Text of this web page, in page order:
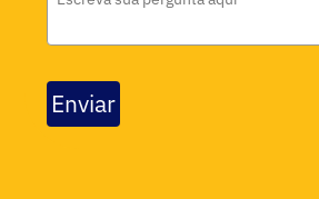
Enviar